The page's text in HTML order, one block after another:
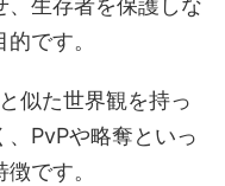
、生存者を保護しな
です。
似た世界観を持っ
PvPや略奪といっ
です。